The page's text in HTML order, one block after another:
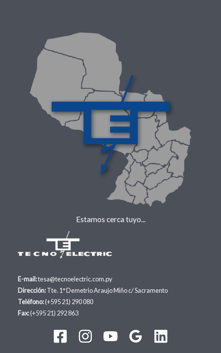
Estamos cerca tuyo...
E-mail:tesa@tecnoelectric.com.py
Dirección:Tte. 1° Demetrio Araujo Miño c/ Sacramento
Teléfono:(+595 21) 290 080
Fax:(+595 21) 292 863